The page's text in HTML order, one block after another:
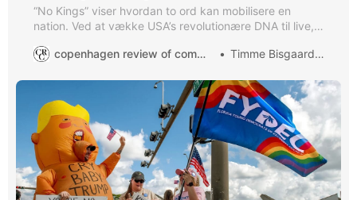
“No Kings” viser hvordan to ord kan mobilisere en
nation. Ved at vække USA’s revolutionære DNA til live,
modstand til dato. Nationen, der er bygget på et nej
copenhagen review of communication Timme Bisgaard Munk